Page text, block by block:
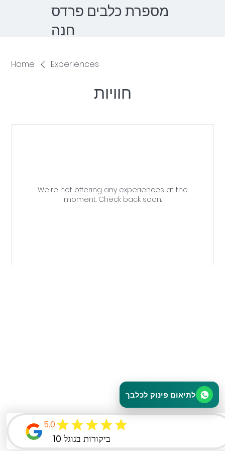
מספרת כלבים פרדס
חנה
Home Experiences
חוויות
We're not offering any experiences at the
moment. Check back soon.
לתיאום פינוק לכלבך